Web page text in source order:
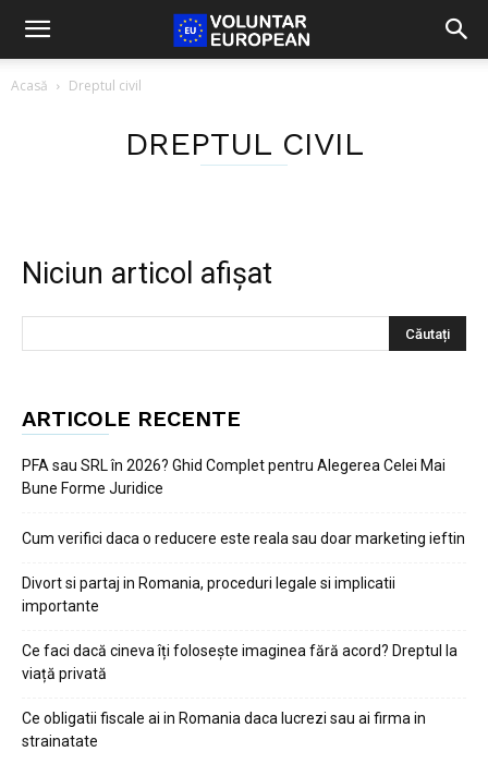
Acasă Dreptul civil
DREPTUL CIVIL
Niciun articol afișat
ARTICOLE RECENTE
PFA sau SRL în 2026? Ghid Complet pentru Alegerea Celei Mai
Bune Forme Juridice
Cum verifici daca o reducere este reala sau doar marketing ieftin
Divort si partaj in Romania, proceduri legale si implicatii
importante
Ce faci dacă cineva îți folosește imaginea fără acord? Dreptul la
viață privată
Ce obligatii fiscale ai in Romania daca lucrezi sau ai firma in
strainatate